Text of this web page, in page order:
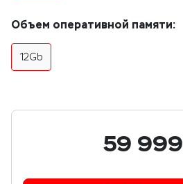
Объем оперативной памяти:
12Gb
59 999